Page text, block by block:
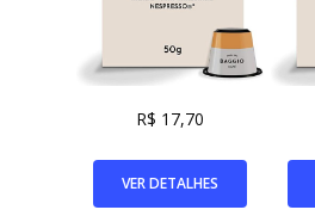
R$ 17,70
VER DETALHES